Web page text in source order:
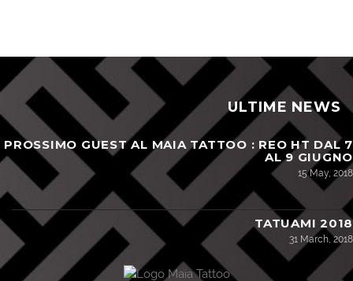
ULTIME NEWS
PROSSIMO GUEST AL MAIA TATTOO : REO HT DAL 7
AL 9 GIUGNO
15 May, 2018
TATUAMI 2018
31 March, 2018